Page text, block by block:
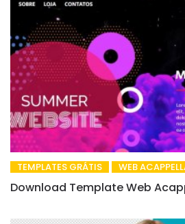
TEMPLATES GRÁTIS WEB
Download Template Web